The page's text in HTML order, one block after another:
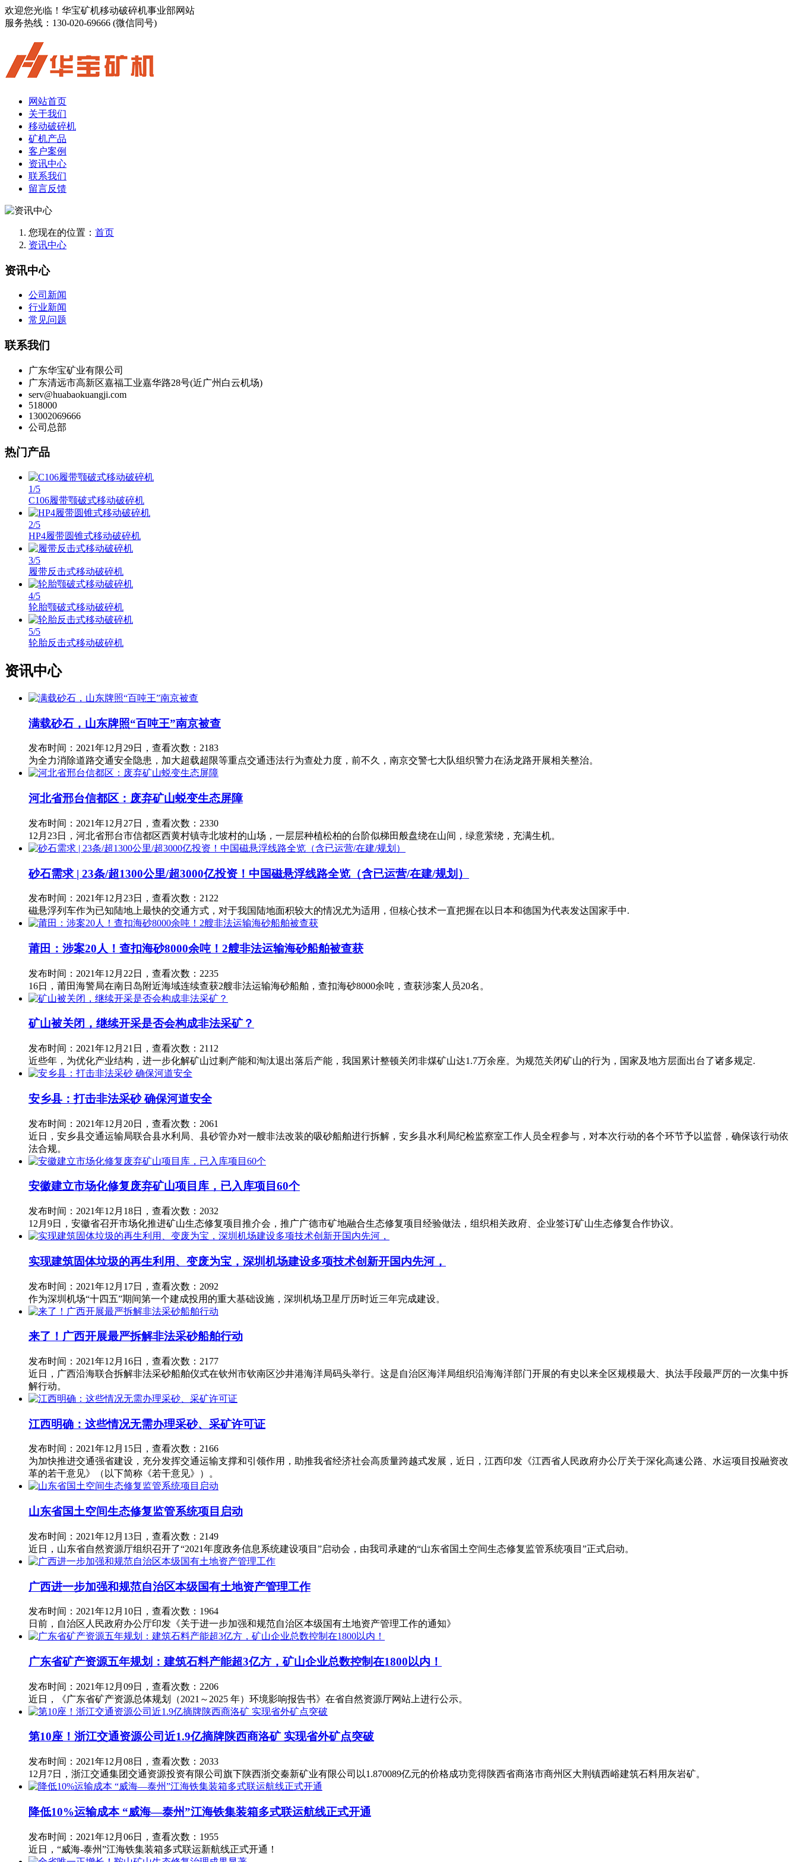
欢迎您光临！华宝矿机移动破碎机事业部网站
服务热线： 130-020-69666 (微信同号)
网站首页
关于我们
移动破碎机
矿机产品
客户案例
资讯中心
联系我们
留言反馈
您现在的位置： 首页
资讯中心
资讯中心
公司新闻
行业新闻
常见问题
联系我们
广东华宝矿业有限公司
广东清远市高新区嘉福工业嘉华路28号(近广州白云机场)
serv@huabaokuangji.com
518000
13002069666
公司总部
热门产品
1/5
C106履带颚破式移动破碎机
2/5
HP4履带圆锥式移动破碎机
3/5
履带反击式移动破碎机
4/5
轮胎颚破式移动破碎机
5/5
轮胎反击式移动破碎机
资讯中心
满载砂石，山东牌照“百吨王”南京被查
发布时间：2021年12月29日，查看次数：2183
为全力消除道路交通安全隐患，加大超载超限等重点交通违法行为查处力度，前不久，南京交警七大队组织警力在汤龙路开展相关整治。
河北省邢台信都区：废弃矿山蜕变生态屏障
发布时间：2021年12月27日，查看次数：2330
12月23日，河北省邢台市信都区西黄村镇寺北坡村的山场，一层层种植松柏的台阶似梯田般盘绕在山间，绿意萦绕，充满生机。
砂石需求 | 23条/超1300公里/超3000亿投资！中国磁悬浮线路全览（含已运营/在建/规划）
发布时间：2021年12月23日，查看次数：2122
磁悬浮列车作为已知陆地上最快的交通方式，对于我国陆地面积较大的情况尤为适用，但核心技术一直把握在以日本和德国为代表发达国家手中.
莆田：涉案20人！查扣海砂8000余吨！2艘非法运输海砂船舶被查获
发布时间：2021年12月22日，查看次数：2235
16日，莆田海警局在南日岛附近海域连续查获2艘非法运输海砂船舶，查扣海砂8000余吨，查获涉案人员20名。
矿山被关闭，继续开采是否会构成非法采矿？
发布时间：2021年12月21日，查看次数：2112
近些年，为优化产业结构，进一步化解矿山过剩产能和淘汰退出落后产能，我国累计整顿关闭非煤矿山达1.7万余座。为规范关闭矿山的行为，国家及地方层面出台了诸多规定.
安乡县：打击非法采砂 确保河道安全
发布时间：2021年12月20日，查看次数：2061
近日，安乡县交通运输局联合县水利局、县砂管办对一艘非法改装的吸砂船舶进行拆解，安乡县水利局纪检监察室工作人员全程参与，对本次行动的各个环节予以监督，确保该行动依
法合规。
安徽建立市场化修复废弃矿山项目库，已入库项目60个
发布时间：2021年12月18日，查看次数：2032
12月9日，安徽省召开市场化推进矿山生态修复项目推介会，推广广德市矿地融合生态修复项目经验做法，组织相关政府、企业签订矿山生态修复合作协议。
实现建筑固体垃圾的再生利用、变废为宝，深圳机场建设多项技术创新开国内先河，
发布时间：2021年12月17日，查看次数：2092
作为深圳机场“十四五”期间第一个建成投用的重大基础设施，深圳机场卫星厅历时近三年完成建设。
来了！广西开展最严拆解非法采砂船舶行动
发布时间：2021年12月16日，查看次数：2177
近日，广西沿海联合拆解非法采砂船舶仪式在钦州市钦南区沙井港海洋局码头举行。这是自治区海洋局组织沿海海洋部门开展的有史以来全区规模最大、执法手段最严厉的一次集中拆
解行动。
江西明确：这些情况无需办理采砂、采矿许可证
发布时间：2021年12月15日，查看次数：2166
为加快推进交通强省建设，充分发挥交通运输支撑和引领作用，助推我省经济社会高质量跨越式发展，近日，江西印发《江西省人民政府办公厅关于深化高速公路、水运项目投融资改
革的若干意见》（以下简称《若干意见》）。
山东省国土空间生态修复监管系统项目启动
发布时间：2021年12月13日，查看次数：2149
近日，山东省自然资源厅组织召开了“2021年度政务信息系统建设项目”启动会，由我司承建的“山东省国土空间生态修复监管系统项目”正式启动。
广西进一步加强和规范自治区本级国有土地资产管理工作
发布时间：2021年12月10日，查看次数：1964
日前，自治区人民政府办公厅印发《关于进一步加强和规范自治区本级国有土地资产管理工作的通知》
广东省矿产资源五年规划：建筑石料产能超3亿方，矿山企业总数控制在1800以内！
发布时间：2021年12月09日，查看次数：2206
近日，《广东省矿产资源总体规划（2021～2025 年）环境影响报告书》在省自然资源厅网站上进行公示。
第10座！浙江交通资源公司近1.9亿摘牌陕西商洛矿 实现省外矿点突破
发布时间：2021年12月08日，查看次数：2033
12月7日，浙江交通集团交通资源投资有限公司旗下陕西浙交秦新矿业有限公司以1.870089亿元的价格成功竞得陕西省商洛市商州区大荆镇西峪建筑石料用灰岩矿。
降低10%运输成本 “威海—泰州”江海铁集装箱多式联运航线正式开通
发布时间：2021年12月06日，查看次数：1955
近日，“威海-泰州”江海铁集装箱多式联运新航线正式开通！